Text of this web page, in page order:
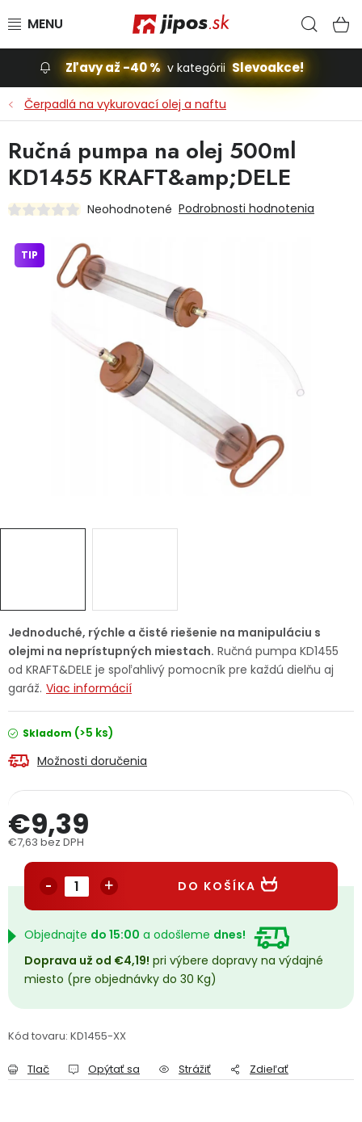
Slevoakce
Stavba, dom
Dielňa
Príslušenstvo pre automobily
Vybavenie a hračky pre deti
Domácnosť
Ochranné pracovné pomôcky
Servis náradia Hodnotenie obchodu
Doprava a platba Váš zákaznícky účet
Kontakty
Reklamačný formulár Odstúpenie v lehote 14 dní
Obchodné podmienky
Podmienky ochrany osobných údajov
Přihlášení Registrace
Zľavy až -40 % v kategórii Slevoakce!
Čerpadlá na vykurovací olej a naftu
Jednoduché, rýchle a čisté riešenie na manipuláciu s
olejmi na neprístupných miestach. Ručná pumpa KD1455
od KRAFT&DELE je spoľahlivý pomocník pre každú dielňu aj
garáž. Viac informácií
Skladom (>5 ks)
Možnosti doručenia
€9,39
€7,63 bez DPH
DO KOŠÍKA
Objednajte do 15:00 a odošleme dnes!
Doprava už od €4,19! pri výbere dopravy na výdajné
miesto (pre objednávky do 30 Kg)
Kód tovaru: KD1455-XX
Tlač Opýtať sa Strážiť Zdieľať
Ručná pumpa na olej 500ml
KD1455 KRAFT&amp;DELE
Neohodnotené Podrobnosti hodnotenia
TIP